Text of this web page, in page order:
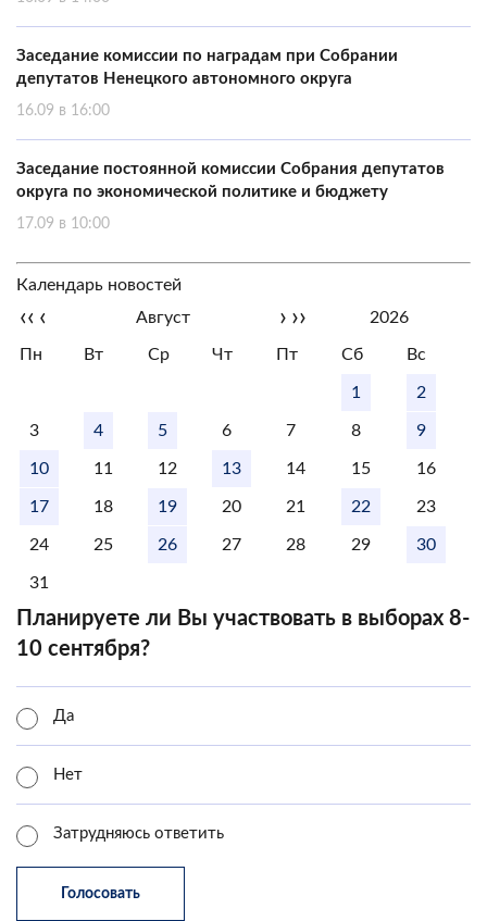
Заседание комиссии по наградам при Собрании
депутатов Ненецкого автономного округа
16.09 в 16:00
Заседание постоянной комиссии Собрания депутатов
округа по экономической политике и бюджету
17.09 в 10:00
Календарь новостей
‹‹ ‹ Август › ›› 2026
Пн Вт Ср Чт Пт Сб Вс
1 2
3 4 5 6 7 8 9
10 11 12 13 14 15 16
17 18 19 20 21 22 23
24 25 26 27 28 29 30
31
Планируете ли Вы участвовать в выборах 8-
10 сентября?
Да
Нет
Затрудняюсь ответить